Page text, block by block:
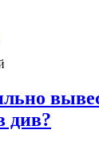
див?